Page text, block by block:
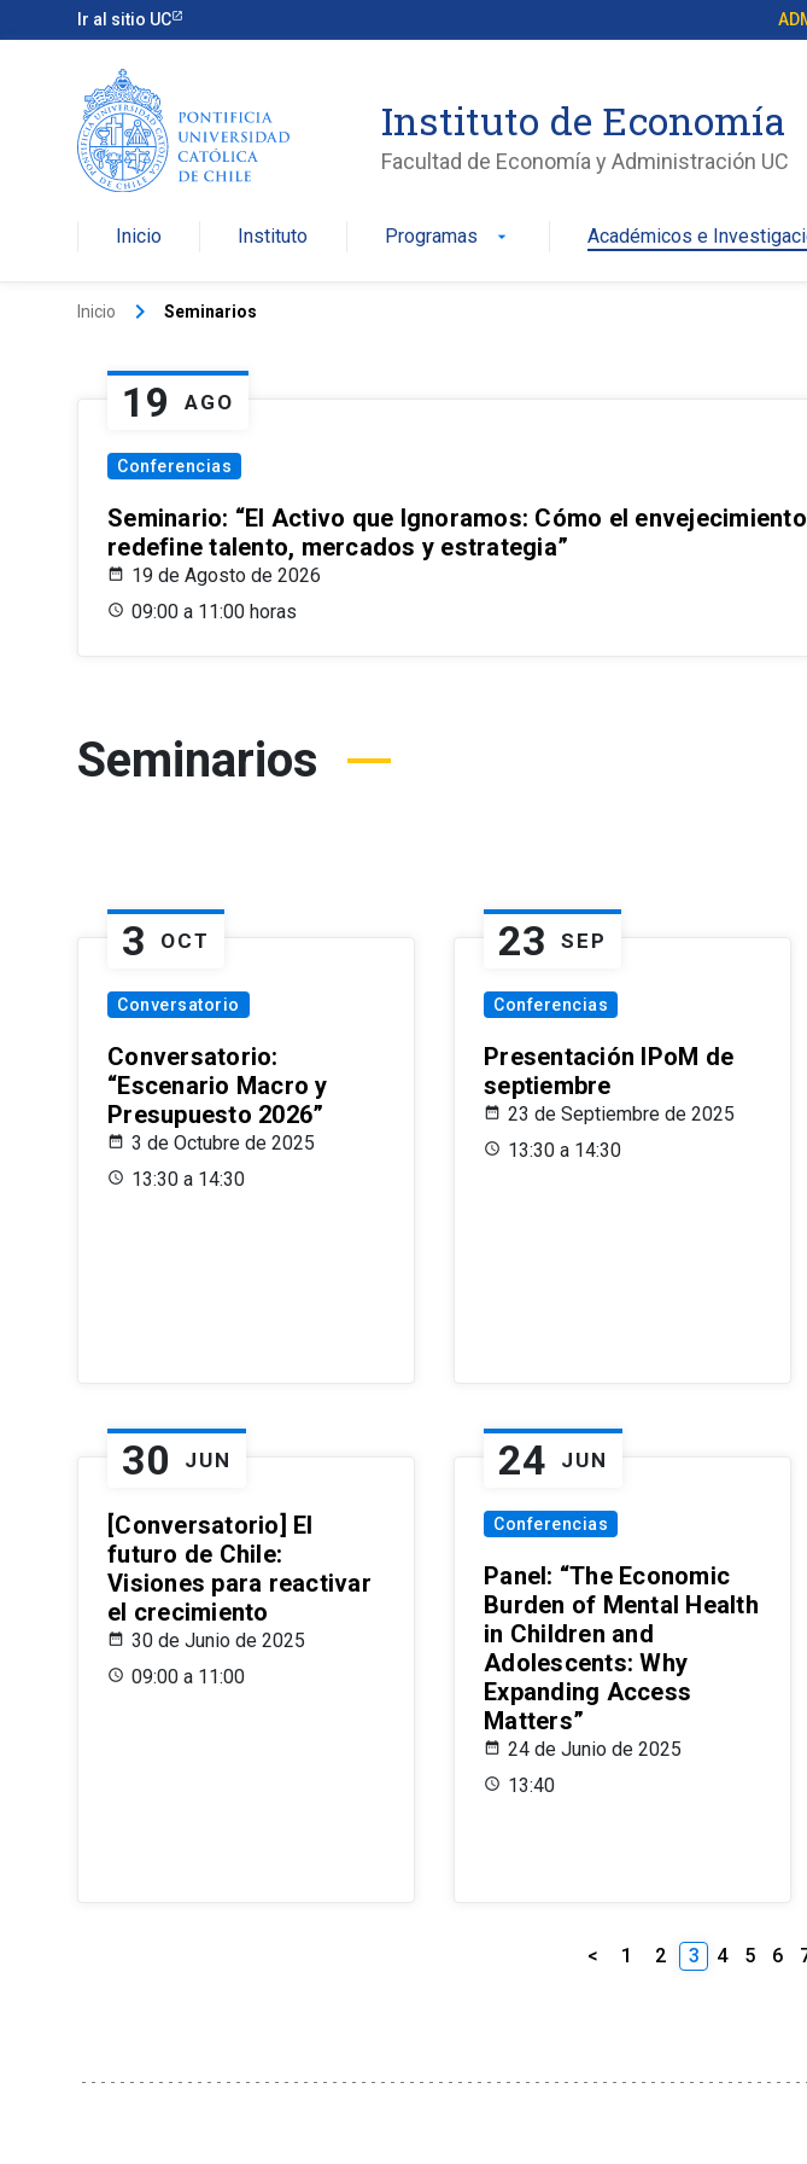
Ir al sitio UC
Instituto de Economía
Facultad de Economía y Administración UC
Inicio Instituto Programas arrow_drop_down Académicos e
Inicio keyboard_arrow_right Seminarios
19 AGO
Conferencias
Seminario: “El Activo que Ignoramos: Cómo el envejecimiento
redefine talento, mercados y estrategia”
19 de Agosto de 2026
09:00 a 11:00 horas
Seminarios
3 OCT
Conversatorio
Conversatorio:
“Escenario Macro y
Presupuesto 2026”
3 de Octubre de 2025
13:30 a 14:30
23 SEP
Conferencias
Presentación IPoM de
septiembre
23 de Septiembre de 2025
13:30 a 14:30
30 JUN
[Conversatorio] El
futuro de Chile:
Visiones para reactivar
el crecimiento
30 de Junio de 2025
09:00 a 11:00
24 JUN
Conferencias
Panel: “The Economic
Burden of Mental Health
in Children and
Adolescents: Why
Expanding Access
Matters”
24 de Junio de 2025
13:40
< 1 2 3 4 5 6